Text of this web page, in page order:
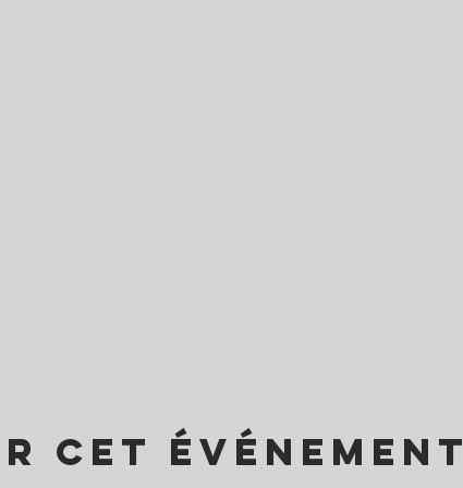
cet événement